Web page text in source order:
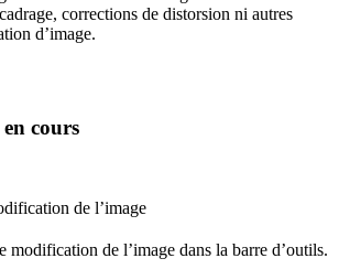
corrections de distorsion ni autres
d’image.
cours
de l’image
modification de l’image dans la barre d’outils.